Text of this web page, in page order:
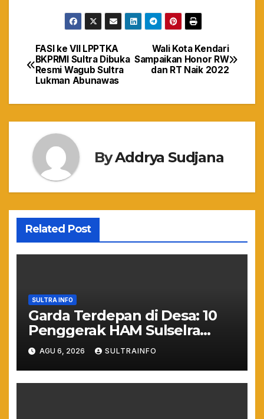
Navigasi
pos
Wali Kota Kendari
Sampaikan Honor RW
dan RT Naik 2022
FASI ke VII LPPTKA
BKPRMI Sultra Dibuka
Resmi Wagub Sultra
Lukman Abunawas
ByAddrya Sudjana
Related Post
SULTRA INFO
Garda Terdepan di Desa: 10
Penggerak HAM Sulselra
Resmi Bertugas Mengawal
Asta Cita Prabowo
AGU 6, 2026 SULTRAINFO